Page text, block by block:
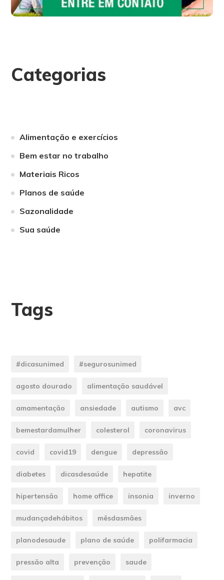
Categorias
Alimentação e exercícios
Bem estar no trabalho
Materiais Ricos
Planos de saúde
Sazonalidade
Sua saúde
Tags
#dicasunimed #segurosunimed
agosto dourado alimentação saudável
amamentação ansiedade autismo avc
bemestardamulher colesterol coronavirus
covid covid19 dengue depressão
diabetes dicasdesaúde hepatite
hipertensão home office insonia inverno
mudançadehábitos mêsdasmães
planodesaude plano de saúde polifarmacia
pressão alta prevenção saude